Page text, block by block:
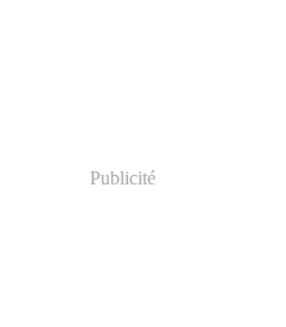
Publicité